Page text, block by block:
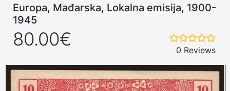
Europa, Mađarska, Lokalna emisija, 1900-
1945
80.00€
0 Reviews